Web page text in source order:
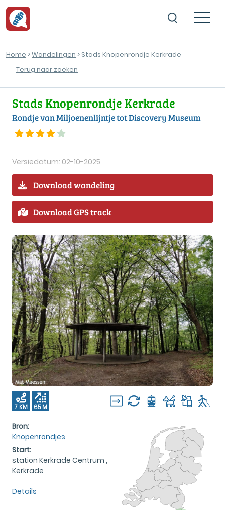
Home >Wandelingen > Stads Knopenrondje Kerkrade
Terug naar zoeken
Stads Knopenrondje Kerkrade
Rondje van Miljoenenlijntje tot Discovery Museum
Versiedatum: 02-10-2025
Download wandeling
Download GPS track
7 KM 65 M
Bron:
Knopenrondjes
Start:
station Kerkrade Centrum ,
Kerkrade
Details